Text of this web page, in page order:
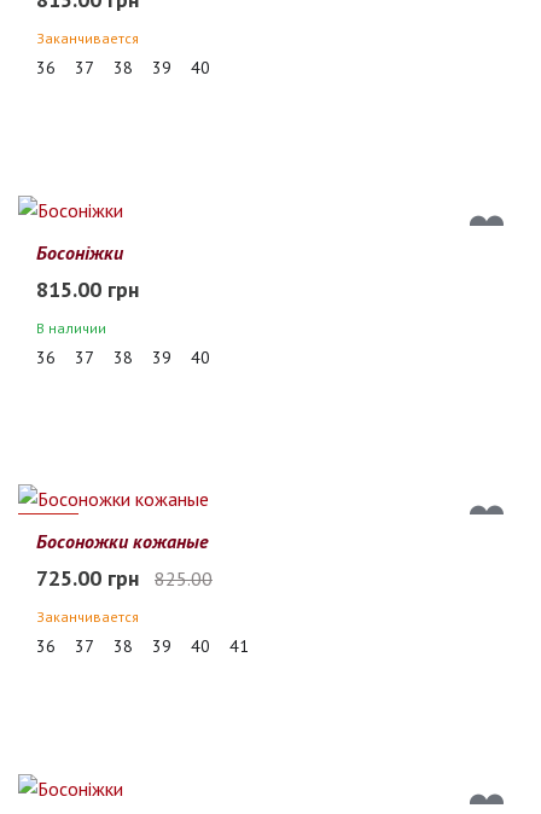
Заканчивается
36 37 38 39 40
Босоніжки
815.00 грн
В наличии
36 37 38 39 40
12%
Босоножки кожаные
725.00 грн 825.00
Заканчивается
36 37 38 39 40 41